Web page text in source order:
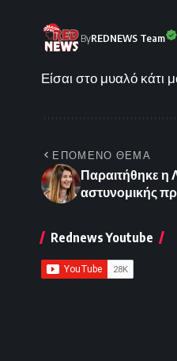
ByREDNEWS Team
Είσαι στο μυαλό
ΕΠΟΜΕΝΟ ΘΕΜΑ
Παραιτήθηκε η
αστυνομικής
Rednews Youtube